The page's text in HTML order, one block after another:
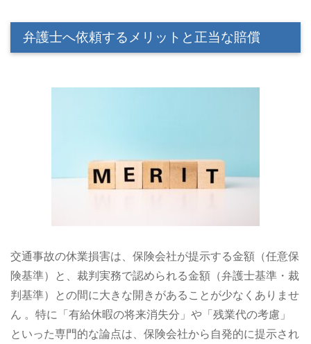
弁護士へ依頼するメリットと正当な賠償
交通事故の休業損害は、保険会社が提示する金額（任意保
険基準）と、裁判実務で認められる金額（弁護士基準・裁
判基準）との間に大きな開きがあることが少なくありませ
ん 。特に「有給休暇の将来消失分」や「残業代の考慮」
といった専門的な論点は、保険会社から自発的に提示され